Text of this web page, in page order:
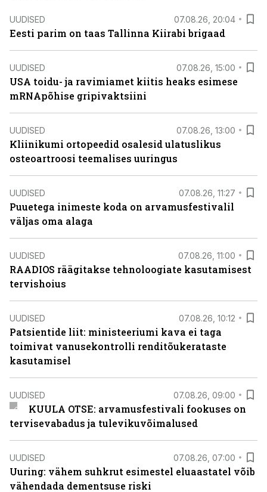
UUDISED 07.08.26, 20:04
Eesti parim on taas Tallinna Kiirabi brigaad
UUDISED 07.08.26, 15:00
USA toidu- ja ravimiamet kiitis heaks esimese
mRNApõhise gripivaktsiini
UUDISED 07.08.26, 13:00
Kliinikumi ortopeedid osalesid ulatuslikus
osteoartroosi teemalises uuringus
UUDISED 07.08.26, 11:27
Puuetega inimeste koda on arvamusfestivalil
väljas oma alaga
UUDISED 07.08.26, 11:00
RAADIOS räägitakse tehnoloogiate kasutamisest
tervishoius
UUDISED 07.08.26, 10:12
Patsientide liit: ministeeriumi kava ei taga
toimivat vanusekontrolli renditõukerataste
kasutamisel
UUDISED 07.08.26, 09:00
KUULA OTSE: arvamusfestivali fookuses on
tervisevabadus ja tulevikuvõimalused
UUDISED 07.08.26, 07:00
Uuring: vähem suhkrut esimestel eluaastatel võib
vähendada dementsuse riski